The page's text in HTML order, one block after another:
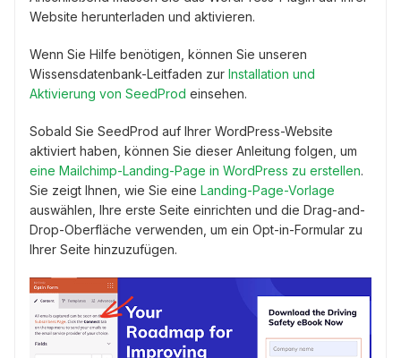
Website herunterladen und aktivieren.
Wenn Sie Hilfe benötigen, können Sie unseren
Wissensdatenbank-Leitfaden zur Installation und
Aktivierung von SeedProd einsehen.
Sobald Sie SeedProd auf Ihrer WordPress-Website
aktiviert haben, können Sie dieser Anleitung folgen, um
eine Mailchimp-Landing-Page in WordPress zu erstellen.
Sie zeigt Ihnen, wie Sie eine Landing-Page-Vorlage
auswählen, Ihre erste Seite einrichten und die Drag-and-
Drop-Oberfläche verwenden, um ein Opt-in-Formular zu
Ihrer Seite hinzuzufügen.